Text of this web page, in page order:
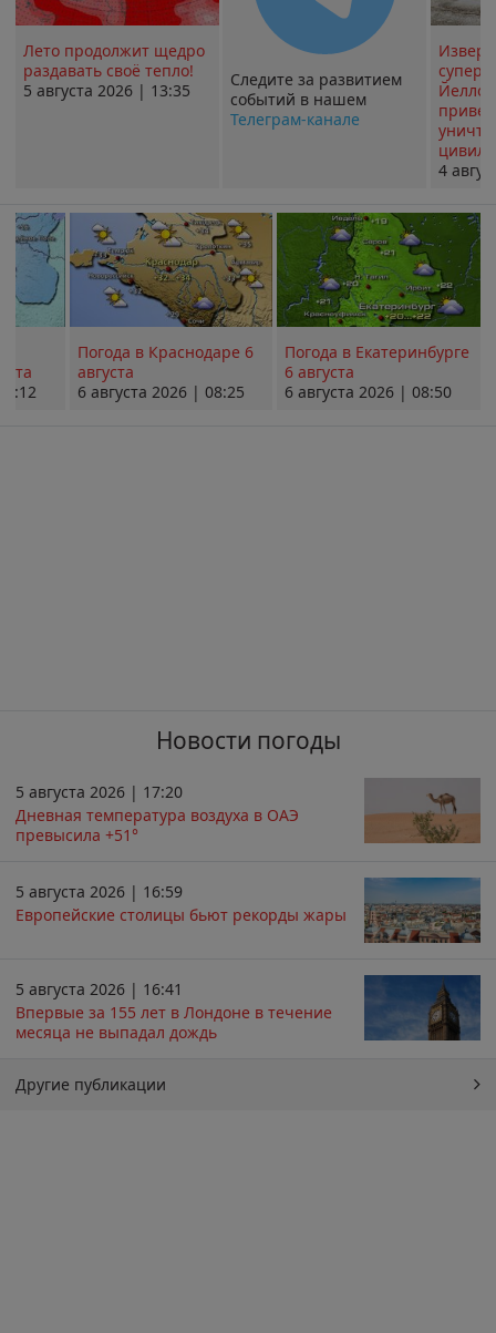
Лето продолжит щедро
раздавать своё тепло!
5 августа 2026 | 13:35
Следите за развитием
событий в нашем
Телеграм-канале
4
Погода в Краснодаре 6
августа
6 августа 2026 | 08:25
Погода в Екатеринбурге
6 августа
6 августа 2026 | 08:50
Новости погоды
5 августа 2026 | 17:20
Дневная температура воздуха в ОАЭ
превысила +51°
5 августа 2026 | 16:59
Европейские столицы бьют рекорды жары
5 августа 2026 | 16:41
Впервые за 155 лет в Лондоне в течение
месяца не выпадал дождь
Другие публикации